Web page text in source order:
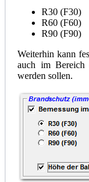
R30 (F30)
R60 (F60)
R90 (F90)
Weiterhin kann
auch im Bereich
werden sollen.